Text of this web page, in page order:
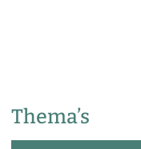
Thema’s